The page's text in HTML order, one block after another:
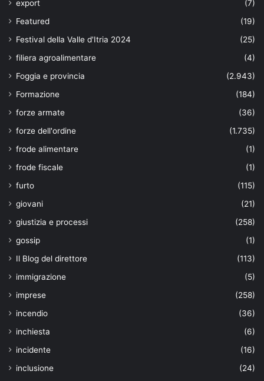
export
(7)
Featured
(19)
Festival della Valle d'Itria 2024
(25)
filiera agroalimentare
(4)
Foggia e provincia
(2.943)
Formazione
(184)
forze armate
(36)
forze dell'ordine
(1.735)
frode alimentare
(1)
frode fiscale
(1)
furto
(115)
giovani
(21)
giustizia e processi
(258)
gossip
(1)
Il Blog del direttore
(113)
immigrazione
(5)
imprese
(258)
incendio
(36)
inchiesta
(6)
incidente
(16)
inclusione
(24)